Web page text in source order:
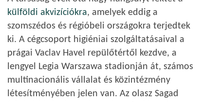
külföldi akvizíciókra, amelyek eddig a
szomszédos és régióbeli országokra terjedtek
ki. A cégcsoport higiéniai szolgáltatásaival a
prágai Vaclav Havel repülőtértől kezdve, a
lengyel Legia Warszawa stadionján át, számos
multinacionális vállalat és közintézmény
létesítményében jelen van. Az olasz Sagad